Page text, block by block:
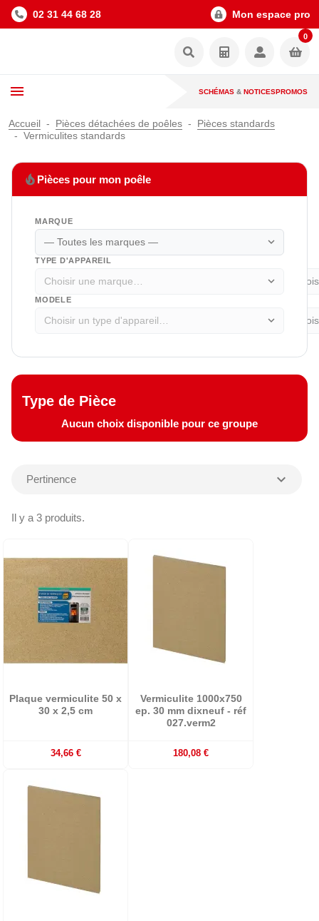
02 31 44 68 28 Mon espace pro
0
SCHÉMAS & NOTICESPROMOS
Accueil Pièces détachées de poêles
Pièces standards
Vermiculites standards
local_fire_department Pièces pour mon poêle
MARQUE
expand_more
TYPE D'APPAREIL
expand_more
MODELE
expand_more
Type de Pièce
Aucun choix disponible pour ce groupe
Il y a 3 produits.
Pertinence expand_more
Plaque vermiculite 50 x
30 x 2,5 cm
34,66 €
Vermiculite 1000x750
ep. 30 mm dixneuf - réf
027.verm2
180,08 €